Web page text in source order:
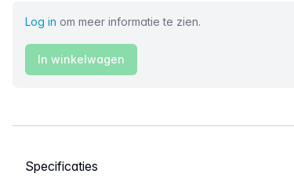
Log in om meer informatie te zien.
In winkelwagen
Selecteer een tabblad